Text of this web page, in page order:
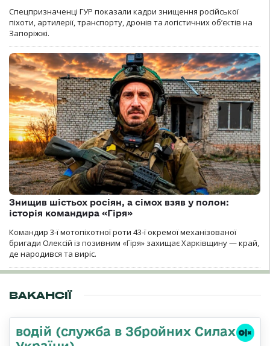
Спецпризначенці ГУР показали кадри знищення російської
піхоти, артилерії, транспорту, дронів та логістичних об’єктів на
Запоріжжі.
Знищив шістьох росіян, а сімох взяв у полон:
історія командира «Гіря»
Командир 3-ї мотопіхотної роти 43-ї окремої механізованої
бригади Олексій із позивним «Гіря» захищає Харківщину — край,
де народився та виріс.
ВАКАНСІЇ
водій (служба в Збройних Силах